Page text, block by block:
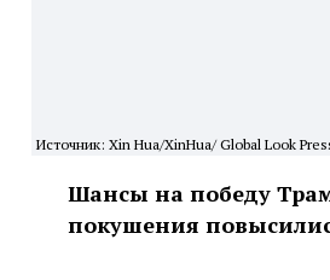
Источник: Xin Hua/XinHua/ Global Look
Шансы на победу
покушения